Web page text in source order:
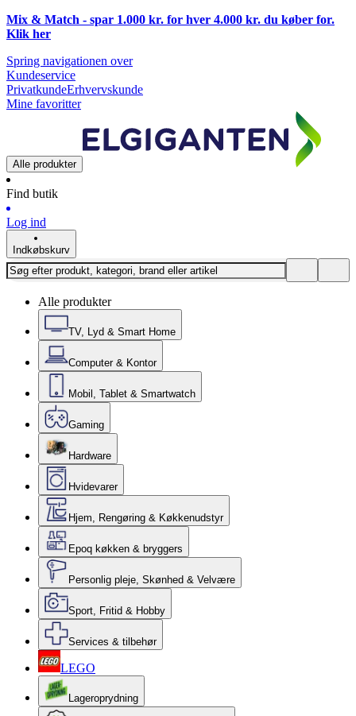
Mix & Match - spar 1.000 kr. for hver 4.000 kr. du køber for.
Klik her
Spring navigationen over
Kundeservice
PrivatkundeErhvervskunde
Mine favoritter
Alle produkter
Find butik
Log ind
Indkøbskurv
Alle produkter
TV, Lyd & Smart Home
Computer & Kontor
Mobil, Tablet & Smartwatch
Gaming
Hardware
Hvidevarer
Hjem, Rengøring & Køkkenudstyr
Epoq køkken & bryggers
Personlig pleje, Skønhed & Velvære
Sport, Fritid & Hobby
Services & tilbehør
LEGO
Lageroprydning